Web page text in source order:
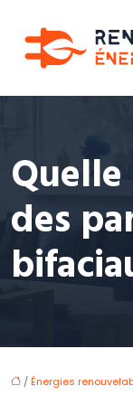
des
/ Énergies